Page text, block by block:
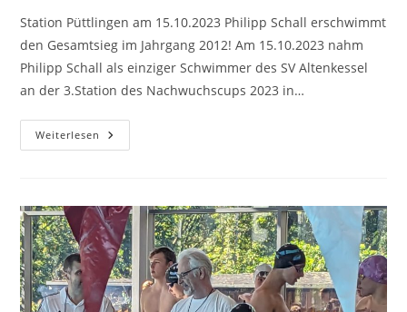
Station Püttlingen am 15.10.2023 Philipp Schall erschwimmt
den Gesamtsieg im Jahrgang 2012! Am 15.10.2023 nahm
Philipp Schall als einziger Schwimmer des SV Altenkessel
an der 3.Station des Nachwuchscups 2023 in…
Weiterlesen Nachwuchscup
2023